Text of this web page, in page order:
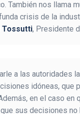
También nos llama
crisis de la
Tossutti, Presidente
a las autoridades
idóneas, que
en el caso
sus decisiones